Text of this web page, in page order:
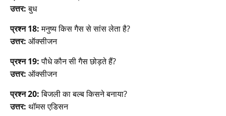
उत्तर:बुध
प्रश्न 18:मनुष्य किस गैस से सांस लेता है?
उत्तर: ऑक्सीजन
प्रश्न 19:पौधे कौन सी गैस छोड़ते हैं?
उत्तर: ऑक्सीजन
प्रश्न 20:बिजली का बल्ब किसने बनाया?
उत्तर: थॉमस एडिसन